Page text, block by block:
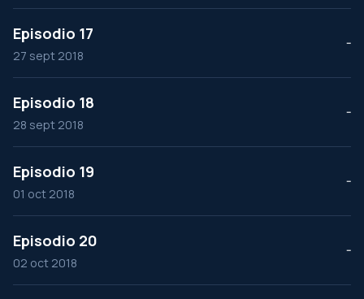
Episodio 17
27 sept 2018
--
Episodio 18
28 sept 2018
--
Episodio 19
01 oct 2018
--
Episodio 20
02 oct 2018
--